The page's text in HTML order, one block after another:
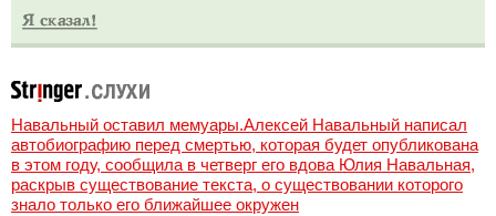
Навальный оставил мемуары.Алексей Навальный написал
автобиографию перед смертью, которая будет опубликована
в этом году, сообщила в четверг его вдова Юлия Навальная,
раскрыв существование текста, о существовании которого
знало только его ближайшее окружен